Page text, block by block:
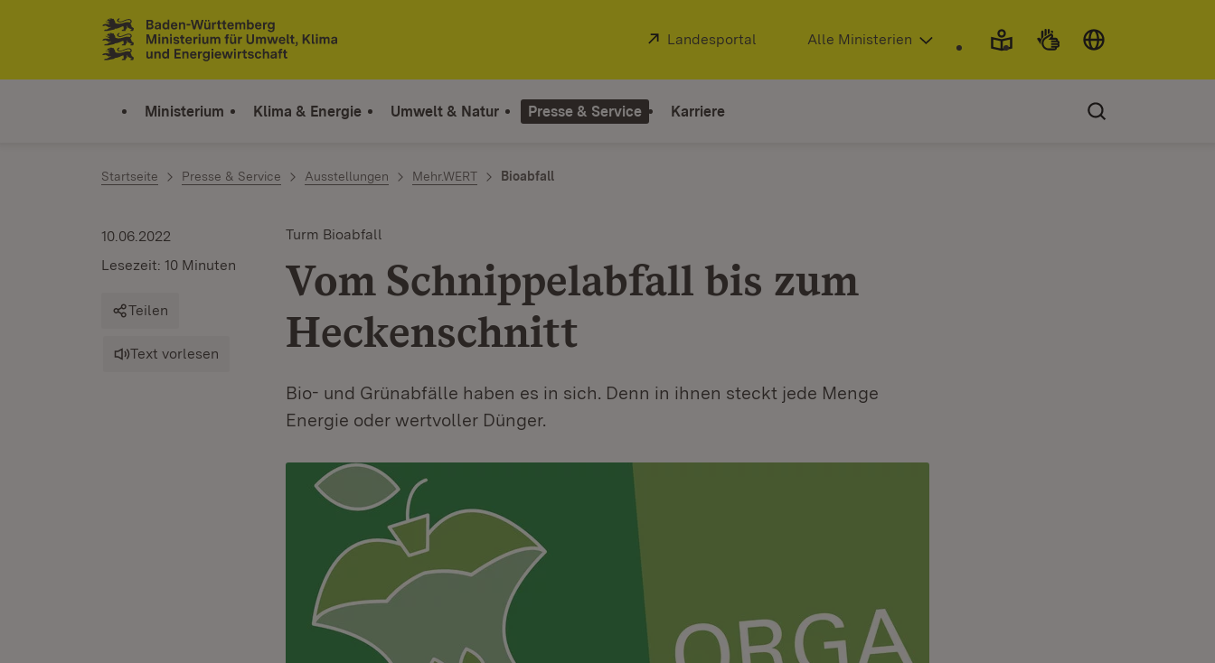
Zum Inhalt springen
Link zur Startseite
Extern:
Landesportal (Öffnet in neuem Fenster)
Alle Ministerien
Ministerium Klima & Energie Umwelt & Natur Presse & Service Karriere
Startseite Presse & Service Ausstellungen Mehr.WERT Bioabfall
Turm Bioabfall
Vom Schnippelabfall bis zum
Heckenschnitt
Bio- und Grünabfälle haben es in sich. Denn in ihnen steckt jede Menge
Energie oder wertvoller Dünger.
10.06.2022
Lesezeit: 10 Minuten
Teilen
Text vorlesen